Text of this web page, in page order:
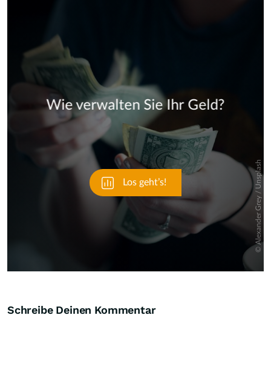
Schreibe Deinen Kommentar